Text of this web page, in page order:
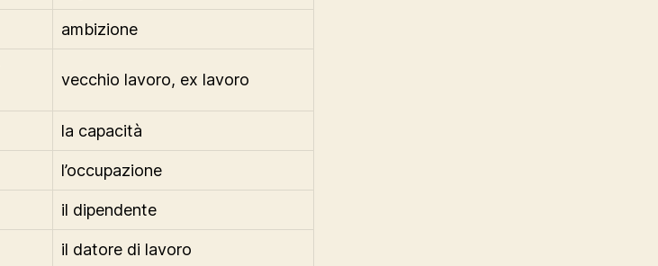
ambizione
vecchio lavoro, ex lavoro
la capacità
l’occupazione
il dipendente
il datore di lavoro